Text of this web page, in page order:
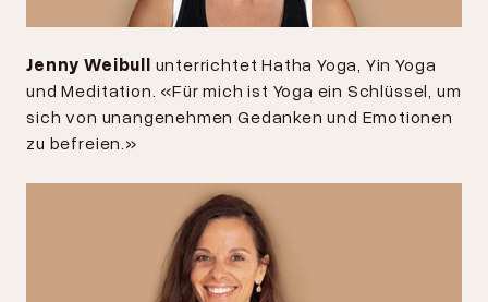
Jenny Weibull unterrichtet Hatha Yoga, Yin Yoga
und Meditation. «Für mich ist Yoga ein Schlüssel, um
sich von unangenehmen Gedanken und Emotionen
zu befreien.»